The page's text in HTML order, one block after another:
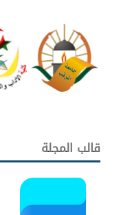
قالب المجلة